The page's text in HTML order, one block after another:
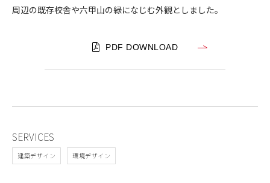
周辺の既存校舎や六甲山の緑になじむ外観としました。
PDF DOWNLOAD
SERVICES
建築デザイン 環境デザイン